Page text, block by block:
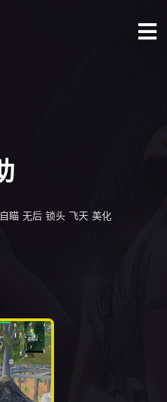
自瞄 无后 锁头 飞天 美化